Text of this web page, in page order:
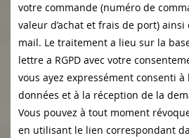
votre commande (numéro de
valeur d’achat et frais de port)
mail. Le traitement a lieu sur la
lettre a RGPD avec votre
vous ayez expressément consenti
données et à la réception de la
Vous pouvez à tout moment
en utilisant le lien correspondant